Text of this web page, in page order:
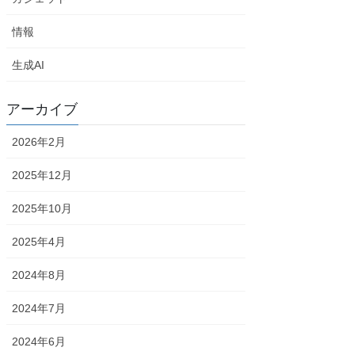
情報
生成AI
アーカイブ
2026年2月
2025年12月
2025年10月
2025年4月
2024年8月
2024年7月
2024年6月